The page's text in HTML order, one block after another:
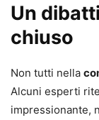
Un
chiuso
Non tutti nella
Alcuni esperti
impressionante,